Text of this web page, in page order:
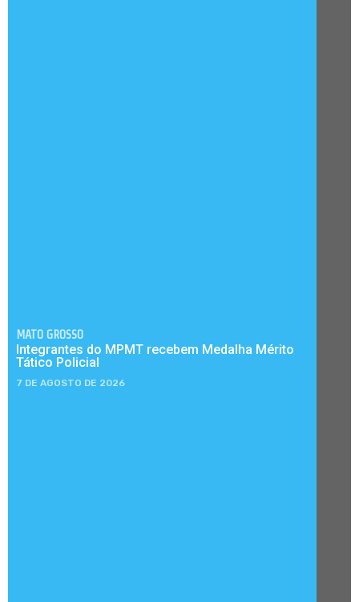
MATO GROSSO
Integrantes do MPMT recebem Medalha Mérito
Tático Policial
7 DE AGOSTO DE 2026